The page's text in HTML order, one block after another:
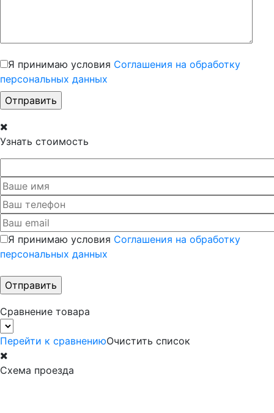
Я принимаю условия Соглашения на обработку
персональных данных
Узнать стоимость
Я принимаю условия Соглашения на обработку
персональных данных
Сравнение товара
Перейти к сравнениюОчистить список
Схема проезда